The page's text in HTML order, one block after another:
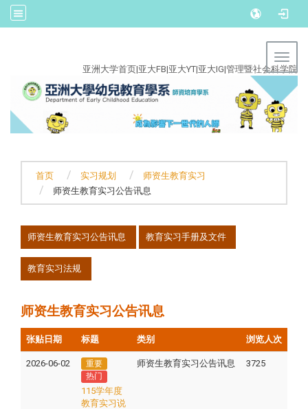
亚洲大学首页|亚大FB|亚大YT|亚大IG|管理暨社会科学院
首页 实习规划
师资生教育实习
师资生教育实习公告讯息
师资生教育实习公告讯息 教育实习手册及文件
教育实习法规
师资生教育实习公告讯息
张贴日期 标题 类别 浏览人次
2026-06-02
重要
热门
115学年度
教育实习说
师资生教育实习公告讯息 3725